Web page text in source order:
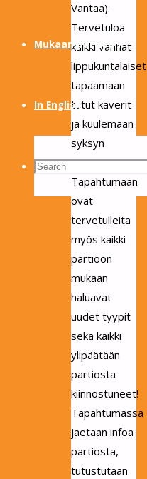
Mukaan partioon
In English
Search
Search
Vantaa).
Tervetuloa
kaikki vanhat
lippukuntalaiset
tapaamaan
tutut kaverit
ja kuulemaan
syksyn
jutuista!
Tapahtumaan
ovat
tervetulleita
myös kaikki
partioon
mukaan
haluavat
uudet tyypit
sekä kaikki
ylipäätään
partiosta
kiinnostuneet!
Tapahtumassa
jaetaan infoa
partiosta,
tutustutaan